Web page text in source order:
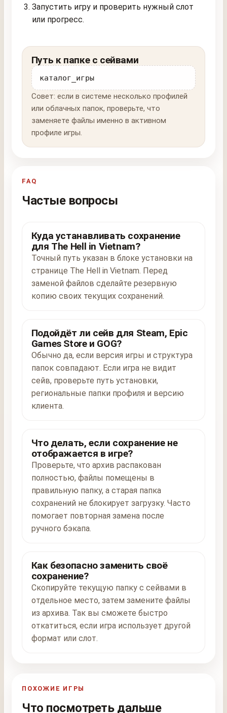
Запустить игру и проверить нужный слот
или прогресс.
Путь к папке с сейвами
каталог_игры
Совет: если в системе несколько профилей
или облачных папок, проверьте, что
заменяете файлы именно в активном
профиле игры.
FAQ
Частые вопросы
Куда устанавливать сохранение
для The Hell in Vietnam?
Точный путь указан в блоке установки на
странице The Hell in Vietnam. Перед
заменой файлов сделайте резервную
копию своих текущих сохранений.
Подойдёт ли сейв для Steam, Epic
Games Store и GOG?
Обычно да, если версия игры и структура
папок совпадают. Если игра не видит
сейв, проверьте путь установки,
региональные папки профиля и версию
клиента.
Что делать, если сохранение не
отображается в игре?
Проверьте, что архив распакован
полностью, файлы помещены в
правильную папку, а старая папка
сохранений не блокирует загрузку. Часто
помогает повторная замена после
ручного бэкапа.
Как безопасно заменить своё
сохранение?
Скопируйте текущую папку с сейвами в
отдельное место, затем замените файлы
из архива. Так вы сможете быстро
откатиться, если игра использует другой
формат или слот.
ПОХОЖИЕ ИГРЫ
Что посмотреть дальше